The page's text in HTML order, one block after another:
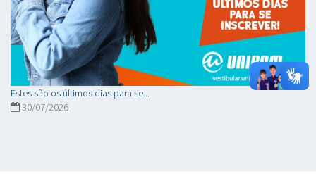
Estes são os últimos dias para se...
30/07/2026